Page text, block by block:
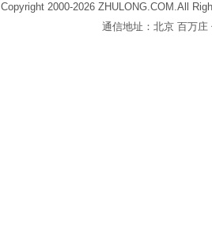
Copyright 2000-2026 ZHULONG.COM.All
通信地址：北京 百万